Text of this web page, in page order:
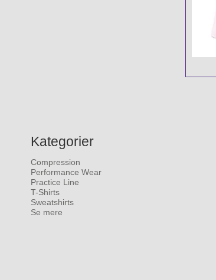
Kategorier
Compression
Performance Wear
Practice Line
T-Shirts
Sweatshirts
Se mere